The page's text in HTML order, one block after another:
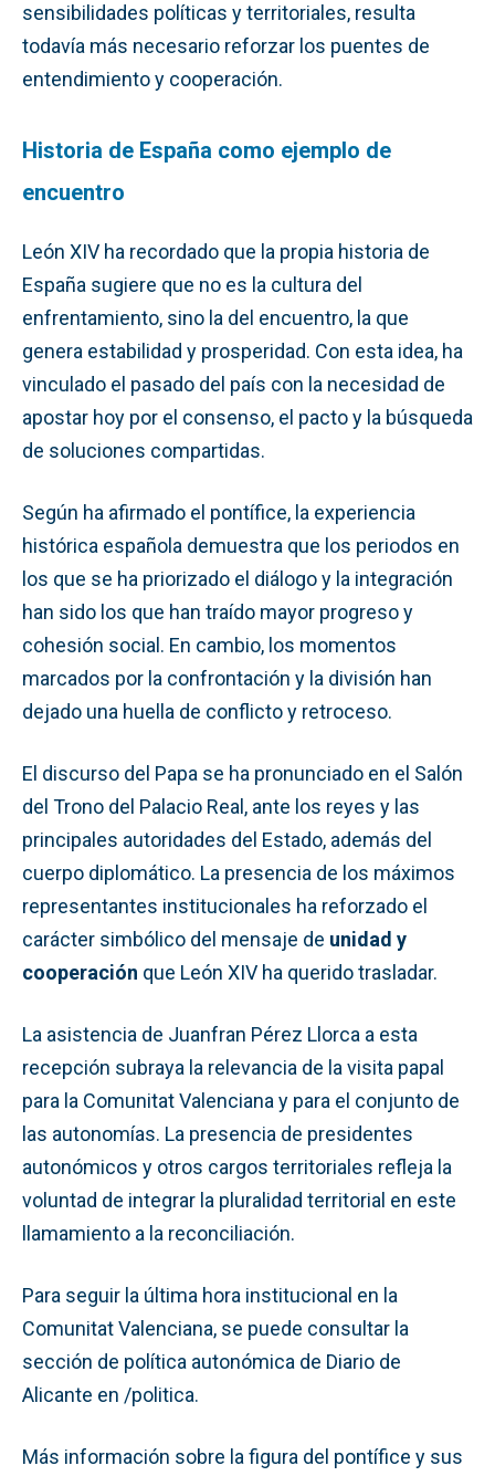
sensibilidades políticas y territoriales, resulta
todavía más necesario reforzar los puentes de
entendimiento y cooperación.
Historia de España como ejemplo de
encuentro
León XIV ha recordado que la propia historia de
España sugiere que no es la cultura del
enfrentamiento, sino la del encuentro, la que
genera estabilidad y prosperidad. Con esta idea, ha
vinculado el pasado del país con la necesidad de
apostar hoy por el consenso, el pacto y la búsqueda
de soluciones compartidas.
Según ha afirmado el pontífice, la experiencia
histórica española demuestra que los periodos en
los que se ha priorizado el diálogo y la integración
han sido los que han traído mayor progreso y
cohesión social. En cambio, los momentos
marcados por la confrontación y la división han
dejado una huella de conflicto y retroceso.
El discurso del Papa se ha pronunciado en el Salón
del Trono del Palacio Real, ante los reyes y las
principales autoridades del Estado, además del
cuerpo diplomático. La presencia de los máximos
representantes institucionales ha reforzado el
carácter simbólico del mensaje de unidad y
cooperación que León XIV ha querido trasladar.
La asistencia de Juanfran Pérez Llorca a esta
recepción subraya la relevancia de la visita papal
para la Comunitat Valenciana y para el conjunto de
las autonomías. La presencia de presidentes
autonómicos y otros cargos territoriales refleja la
voluntad de integrar la pluralidad territorial en este
llamamiento a la reconciliación.
Para seguir la última hora institucional en la
Comunitat Valenciana, se puede consultar la
sección de política autonómica de Diario de
Alicante en /politica.
Más información sobre la figura del pontífice y sus